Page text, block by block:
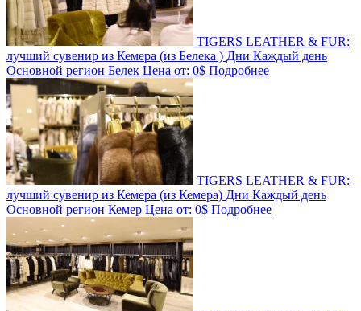
TIGERS LEATHER & FUR:
лучший сувенир из Кемера (из Белека ) Дни Каждый день
Основной регион Белек Цена от: 0$ Подробнее
TIGERS LEATHER & FUR:
лучший сувенир из Кемера (из Кемера) Дни Каждый день
Основной регион Кемер Цена от: 0$ Подробнее